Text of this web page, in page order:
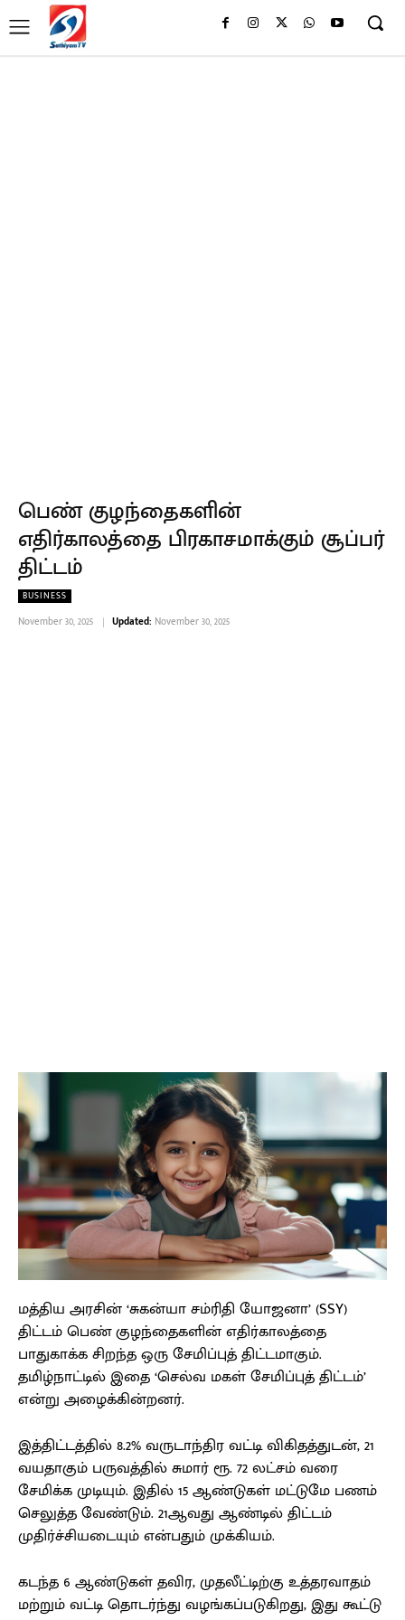
பெண் குழந்தைகளின்
எதிர்காலத்தை பிரகாசமாக்கும் சூப்பர்
திட்டம்
BUSINESS
November 30, 2025 Updated: November 30, 2025
மத்திய அரசின் ‘சுகன்யா சம்ரிதி யோஜனா’ (SSY)
திட்டம் பெண் குழந்தைகளின் எதிர்காலத்தை
பாதுகாக்க சிறந்த ஒரு சேமிப்புத் திட்டமாகும்.
தமிழ்நாட்டில் இதை ‘செல்வ மகள் சேமிப்புத் திட்டம்’
என்று அழைக்கின்றனர்.
இத்திட்டத்தில் 8.2% வருடாந்திர வட்டி விகிதத்துடன், 21
வயதாகும் பருவத்தில் சுமார் ரூ. 72 லட்சம் வரை
சேமிக்க முடியும். இதில் 15 ஆண்டுகள் மட்டுமே பணம்
செலுத்த வேண்டும். 21ஆவது ஆண்டில் திட்டம்
முதிர்ச்சியடையும் என்பதும் முக்கியம்.
கடந்த 6 ஆண்டுகள் தவிர, முதலீட்டிற்கு உத்தரவாதம்
மற்றும் வட்டி தொடர்ந்து வழங்கப்படுகிறது, இது கூட்டு